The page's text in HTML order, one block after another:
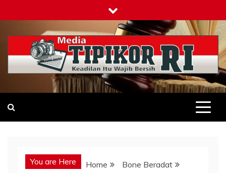
to
content
Tipikor-ri-online.my.id
Keadilan Itu Wajib Bersih
You are Here Home
Bone Beradat